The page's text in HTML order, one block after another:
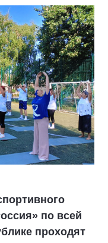
по всей
проходят